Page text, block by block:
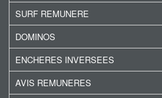
SURF REMUNERE
DOMINOS
ENCHERES INVERSEES
AVIS REMUNERES